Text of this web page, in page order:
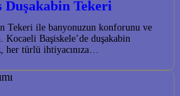
Duşakabin Tekeri
Tekeri ile banyonuzun konforunu ve
Kocaeli Başiskele’de duşakabin
her türlü ihtiyacınıza…